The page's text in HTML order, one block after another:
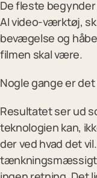
De fleste
AI video-værktøj,
bevægelse og
filmen skal være.
Nogle gange er
Resultatet ser ud
teknologien kan,
der ved hvad det
tænkningsmæssigt